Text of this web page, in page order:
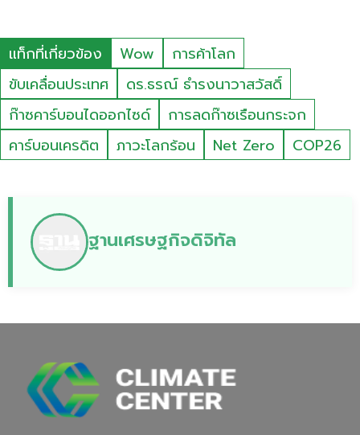
แท็กที่เกี่ยวข้อง Wow
การค้าโลก
ขับเคลื่อนประเทศ
ดร.ธรณ์ ธำรงนาวาสวัสดิ์
ก๊าซคาร์บอนไดออกไซด์
การลดก๊าซเรือนกระจก
คาร์บอนเครดิต
ภาวะโลกร้อน Net Zero COP26
ฐานเศรษฐกิจดิจิทัล